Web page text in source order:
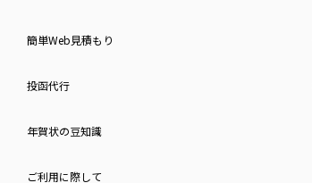
簡単Web見積もり
投函代行
年賀状の豆知識
ご利用に際して